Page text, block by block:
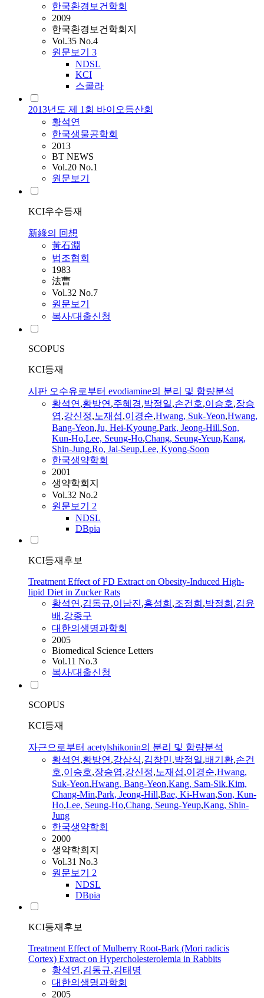
한국환경보건학회
2009
한국환경보건학회지
Vol.35 No.4
원문보기 3
NDSL
KCI
스콜라
2013년도 제 1회 바이오등산회
황석연
한국생물공학회
2013
BT NEWS
Vol.20 No.1
원문보기
KCI우수등재
新綠의 回想
黃石淵
법조협회
1983
法曹
Vol.32 No.7
원문보기
복사/대출신청
SCOPUS
KCI등재
시판 오수유로부터 evodiamine의 분리 및 함량분석
황석연,황방연,주혜경,박정일,손건호,이승호,장승
엽,강신정,노재섭,이경순,Hwang, Suk-Yeon,Hwang,
Bang-Yeon,Ju, Hei-Kyoung,Park, Jeong-Hill,Son,
Kun-Ho,Lee, Seung-Ho,Chang, Seung-Yeup,Kang,
Shin-Jung,Ro, Jai-Seup,Lee, Kyong-Soon
한국생약학회
2001
생약학회지
Vol.32 No.2
원문보기 2
NDSL
DBpia
KCI등재후보
Treatment Effect of FD Extract on Obesity-Induced High-
lipid Diet in Zucker Rats
황석연,김동규,이남진,홍성희 ,조정희 ,박정희 ,김윤
배 ,강종구
대한의생명과학회
2005
Biomedical Science Letters
Vol.11 No.3
복사/대출신청
SCOPUS
KCI등재
자근으로부터 acetylshikonin의 분리 및 함량분석
황석연,황방연,강삼식,김창민,박정일,배기환,손건
호,이승호,장승엽,강신정,노재섭,이경순,Hwang,
Suk-Yeon,Hwang, Bang-Yeon,Kang, Sam-Sik,Kim,
Chang-Min,Park, Jeong-Hill,Bae, Ki-Hwan,Son, Kun-
Ho,Lee, Seung-Ho,Chang, Seung-Yeup,Kang, Shin-
Jung
한국생약학회
2000
생약학회지
Vol.31 No.3
원문보기 2
NDSL
DBpia
KCI등재후보
Treatment Effect of Mulberry Root-Bark (Mori radicis
Cortex) Extract on Hypercholesterolemia in Rabbits
황석연,김동규,김태명
대한의생명과학회
2005